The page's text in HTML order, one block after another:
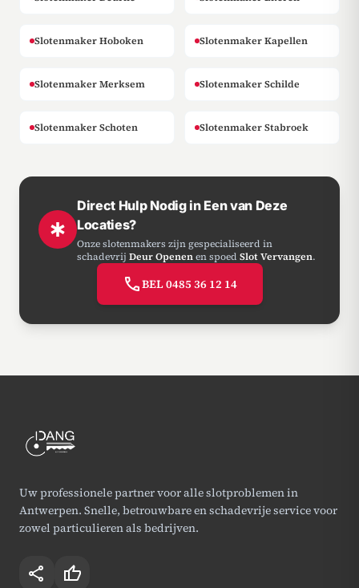
Slotenmaker Hoboken Slotenmaker Kapellen
Slotenmaker Merksem Slotenmaker Schilde
Slotenmaker Schoten Slotenmaker Stabroek
emergency
Direct Hulp Nodig in Een van Deze
Locaties?
Onze slotenmakers zijn gespecialiseerd in
schadevrij Deur Openenen spoed Slot Vervangen.
callBEL 0485 36 12 14
Uw professionele partner voor alle slotproblemen in
Antwerpen. Snelle, betrouwbare en schadevrije service voor
zowel particulieren als bedrijven.
share thumb_up